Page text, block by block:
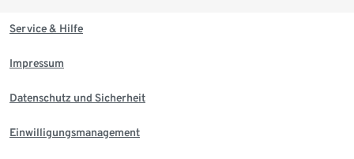
Service & Hilfe
Impressum
Datenschutz und Sicherheit
Einwilligungsmanagement